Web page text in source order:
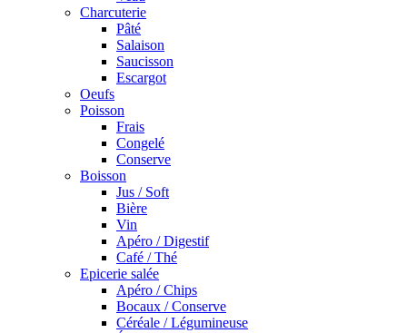
Charcuterie
Pâté
Salaison
Saucisson
Escargot
Oeufs
Poisson
Frais
Congelé
Conserve
Boisson
Jus / Soft
Bière
Vin
Apéro / Digestif
Café / Thé
Epicerie salée
Apéro / Chips
Bocaux / Conserve
Céréale / Légumineuse